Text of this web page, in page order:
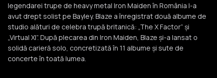
legendarei trupe de heavy metal Iron Maiden în România l-a
avut drept solist pe Bayley. Blaze a înregistrat două albume de
studio alături de celebra trupă britanică: „The X Factor” și
„Virtual XI”. După plecarea din Iron Maiden, Blaze și-a lansat o
solidă carieră solo, concretizată în 11 albume și sute de
concerte în toată lumea.